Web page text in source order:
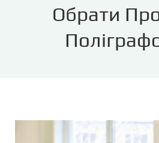
ПОСЛУГИОбрати